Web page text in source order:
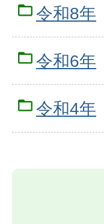
令和8年
令和6年
令和4年